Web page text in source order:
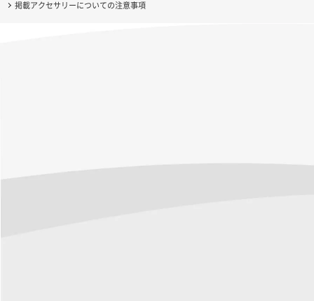
掲載アクセサリーについての注意事項